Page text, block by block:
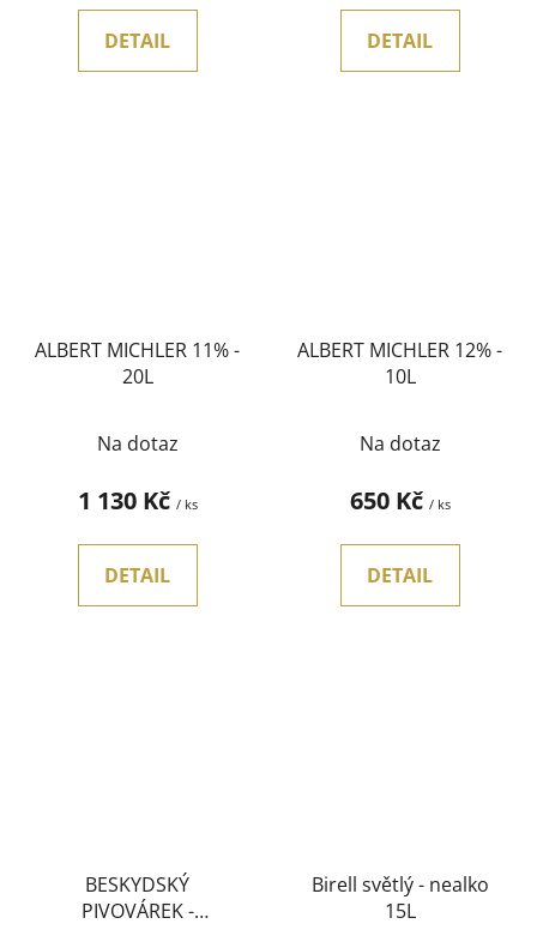
DETAIL DETAIL
ALBERT MICHLER 11% -
20L
Na dotaz
1 130 Kč / ks
DETAIL
ALBERT MICHLER 12% -
10L
Na dotaz
650 Kč / ks
DETAIL
BESKYDSKÝ
PIVOVÁREK -
Birell světlý - nealko
15L